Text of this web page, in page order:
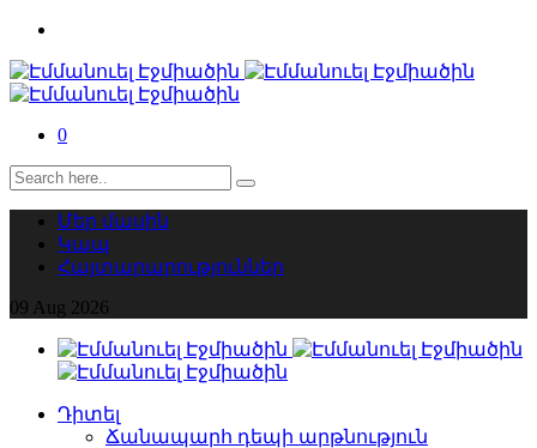
0
Մեր մասին
Կապ
Հայտարարություններ
09 Aug 2026
Դիտել
Ճանապարհ դեպի արթնություն